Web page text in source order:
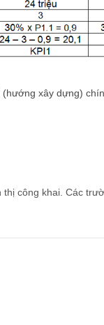
(hướng xây dựng)
thị công khai. Các